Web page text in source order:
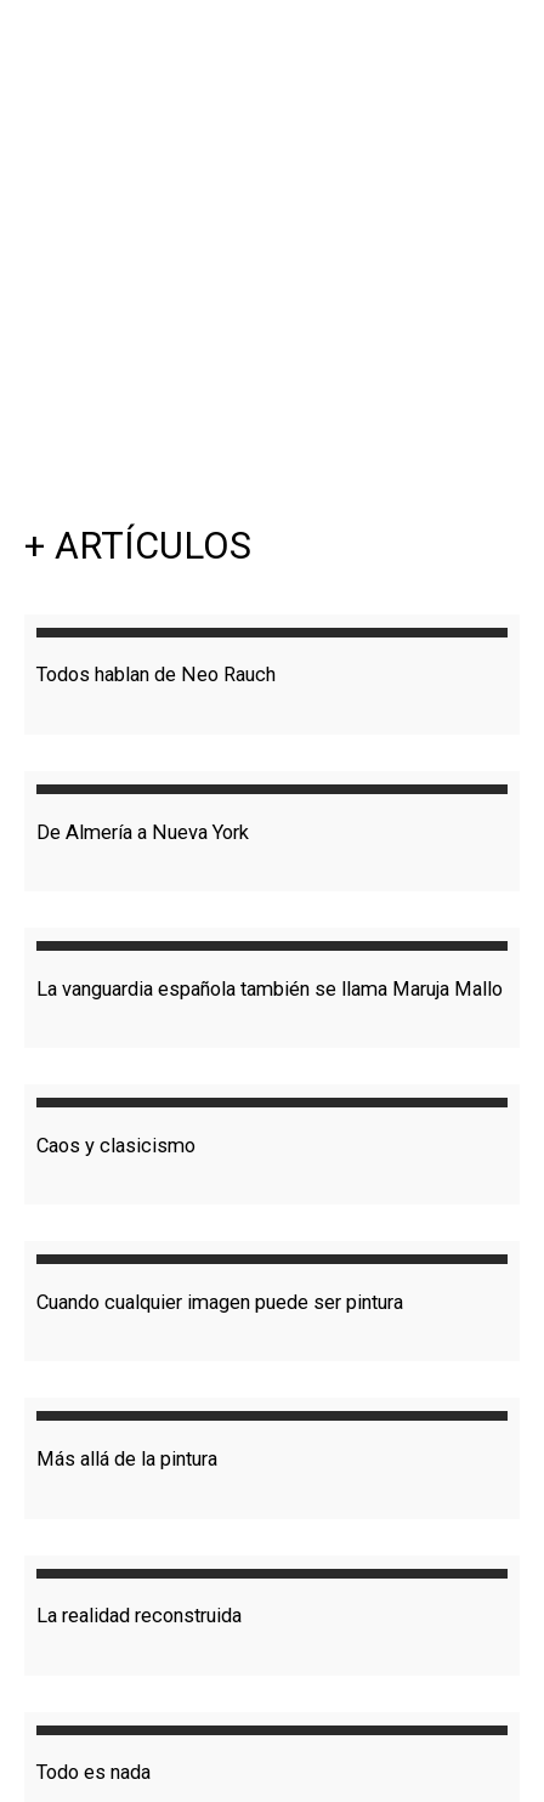
+ ARTÍCULOS
Todos hablan de Neo Rauch
De Almería a Nueva York
La vanguardia española también se llama Maruja Mallo
Caos y clasicismo
Cuando cualquier imagen puede ser pintura
Más allá de la pintura
La realidad reconstruida
Todo es nada